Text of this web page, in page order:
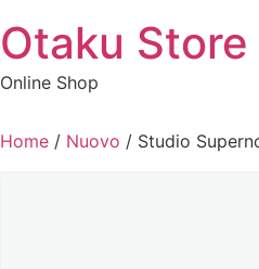
Otaku Store
Online Shop
Home / Nuovo / Studio